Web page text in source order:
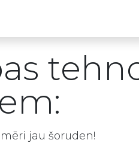
jau šoruden!